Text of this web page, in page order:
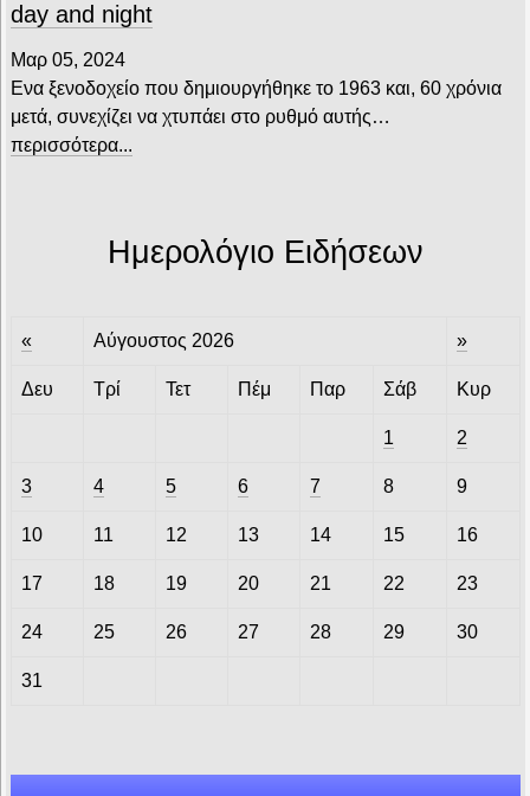
day and night
Μαρ 05, 2024
Ενα ξενοδοχείο που δημιουργήθηκε το 1963 και, 60 χρόνια
μετά, συνεχίζει να χτυπάει στο ρυθμό αυτής…
περισσότερα...
Ημερολόγιο Ειδήσεων
« Αύγουστος 2026 »
Δευ Τρί Τετ Πέμ Παρ Σάβ Κυρ
1 2
3 4 5 6 7 8 9
10 11 12 13 14 15 16
17 18 19 20 21 22 23
24 25 26 27 28 29 30
31